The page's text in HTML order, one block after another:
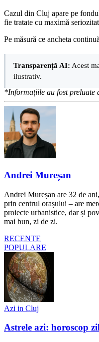
Cazul din Cluj apare pe
fie tratate cu maximă
Pe măsură ce ancheta
Transparență AI: Acest
ilustrativ.
*Informațiile au fost preluate
Andrei Mureșan
Andrei Mureșan are 32 de
prin centrul orașului – are
proiecte urbanistice, dar și
mai bun, zi de zi.
RECENTE
POPULARE
Azi in Cluj
Astrele azi: horoscop